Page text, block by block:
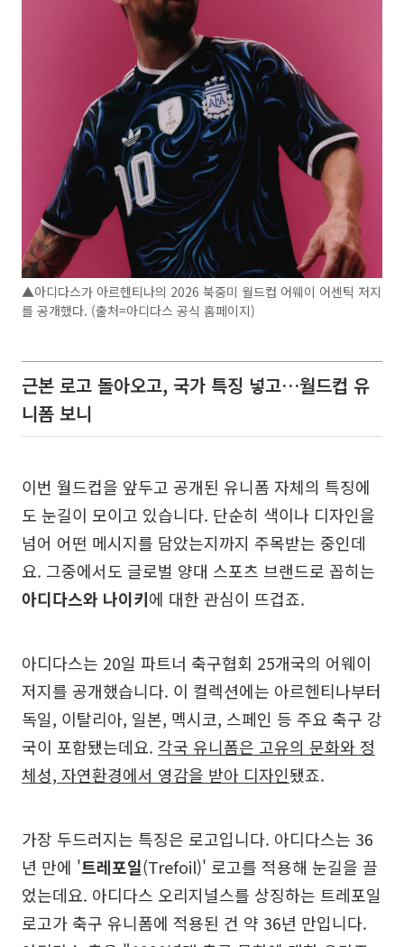
▲아디다스가 아르헨티나의 2026 북중미 월드컵 어웨이 어센틱 저지
를 공개했다. (출처=아디다스 공식 홈페이지)
근본 로고 돌아오고, 국가 특징 넣고…월드컵 유
니폼 보니
이번 월드컵을 앞두고 공개된 유니폼 자체의 특징에
도 눈길이 모이고 있습니다. 단순히 색이나 디자인을
넘어 어떤 메시지를 담았는지까지 주목받는 중인데
요. 그중에서도 글로벌 양대 스포츠 브랜드로 꼽히는
아디다스와 나이키에 대한 관심이 뜨겁죠.
아디다스는 20일 파트너 축구협회 25개국의 어웨이
저지를 공개했습니다. 이 컬렉션에는 아르헨티나부터
독일, 이탈리아, 일본, 멕시코, 스페인 등 주요 축구 강
국이 포함됐는데요. 각국 유니폼은 고유의 문화와 정
체성, 자연환경에서 영감을 받아 디자인됐죠.
가장 두드러지는 특징은 로고입니다. 아디다스는 36
년 만에 '트레포일(Trefoil)' 로고를 적용해 눈길을 끌
었는데요. 아디다스 오리지널스를 상징하는 트레포일
로고가 축구 유니폼에 적용된 건 약 36년 만입니다.